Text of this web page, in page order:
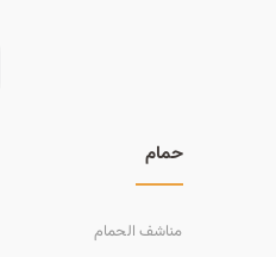
حمام
مناشف الحمام